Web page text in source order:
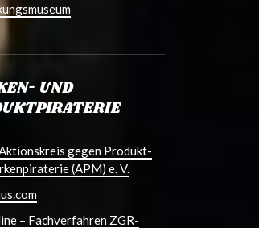
UND
gegen Produkt-
(APM) e. V.
– Fachverfahren ZGR-